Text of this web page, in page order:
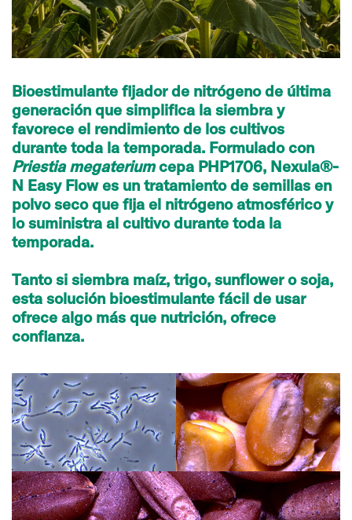
Bioestimulante fijador de nitrógeno de última
generación que simplifica la siembra y
favorece el rendimiento de los cultivos
durante toda la temporada. Formulado con
Priestia megateriumcepa PHP1706, Nexula®-
N Easy Flow es un tratamiento de semillas en
polvo seco que fija el nitrógeno atmosférico y
lo suministra al cultivo durante toda la
temporada.
Tanto si siembra maíz, trigo, sunﬂower o soja,
esta solución bioestimulante fácil de usar
ofrece algo más que nutrición, ofrece
conﬁanza.